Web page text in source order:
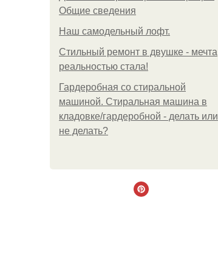
Общие сведения
Наш самодельный лофт.
Стильный ремонт в двушке - мечта
реальностью стала!
Гардеробная со стиральной
машиной. Стиральная машина в
кладовке/гардеробной - делать или
не делать?